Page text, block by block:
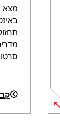
מצא
opens